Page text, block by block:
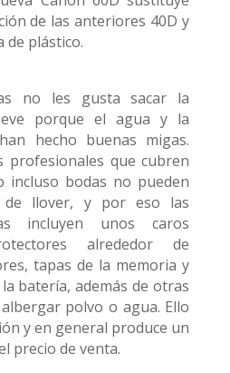
de las anteriores 40D y
de plástico.
no les gusta sacar la
porque el agua y la
hecho buenas migas.
que cubren
incluso bodas no pueden
de llover, y por eso las
incluyen unos caros
alrededor de
tapas de la memoria y
batería, además de otras
polvo o agua. Ello
y en general produce un
precio de venta.